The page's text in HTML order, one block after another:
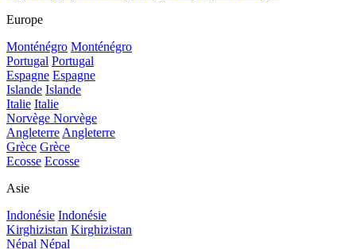
Europe
Monténégro Monténégro
Portugal Portugal
Espagne Espagne
Islande Islande
Italie Italie
Norvège Norvège
Angleterre Angleterre
Grèce Grèce
Ecosse Ecosse
Asie
Indonésie Indonésie
Kirghizistan Kirghizistan
Népal Népal